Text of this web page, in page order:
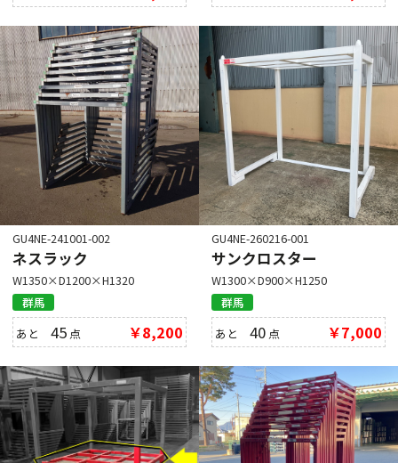
GU4NE-241001-002
ネスラック
W1350×D1200×H1320
群馬
あと45 点 ￥8,200
GU4NE-260216-001
サンクロスター
W1300×D900×H1250
群馬
あと40 点 ￥7,000